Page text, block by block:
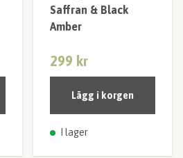
Saffran & Black
Amber
299 kr
Lägg i korgen
I lager